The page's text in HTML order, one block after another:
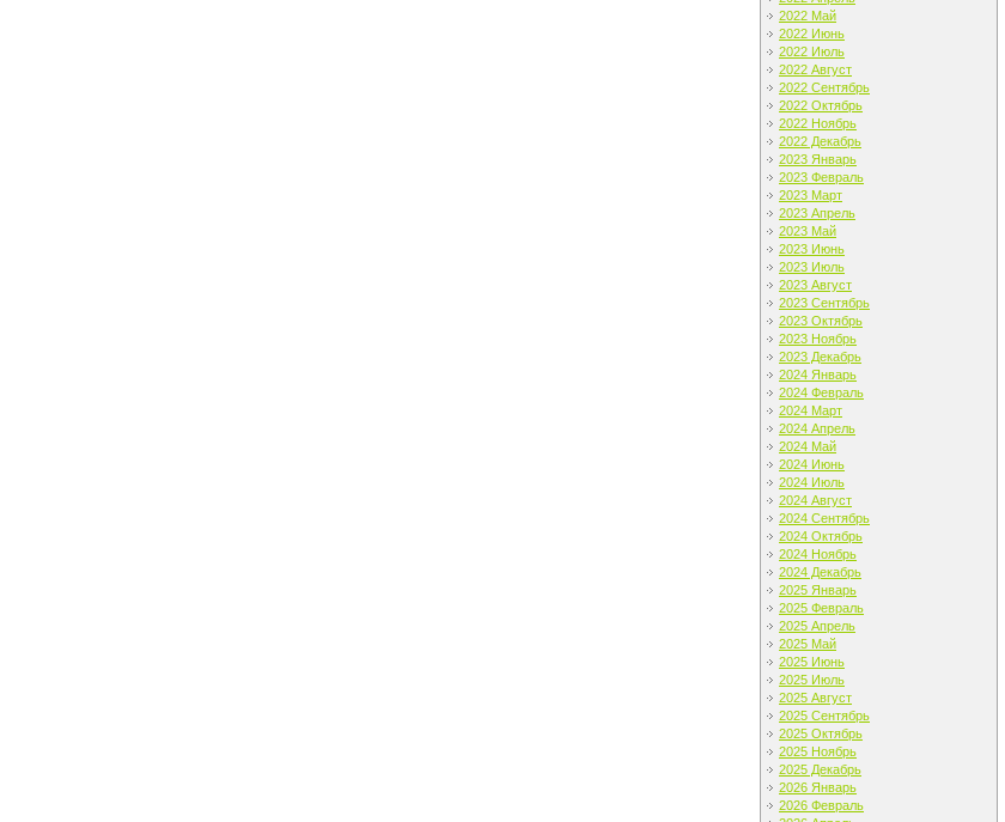
2022 Май
2022 Июнь
2022 Июль
2022 Август
2022 Сентябрь
2022 Октябрь
2022 Ноябрь
2022 Декабрь
2023 Январь
2023 Февраль
2023 Март
2023 Апрель
2023 Май
2023 Июнь
2023 Июль
2023 Август
2023 Сентябрь
2023 Октябрь
2023 Ноябрь
2023 Декабрь
2024 Январь
2024 Февраль
2024 Март
2024 Апрель
2024 Май
2024 Июнь
2024 Июль
2024 Август
2024 Сентябрь
2024 Октябрь
2024 Ноябрь
2024 Декабрь
2025 Январь
2025 Февраль
2025 Апрель
2025 Май
2025 Июнь
2025 Июль
2025 Август
2025 Сентябрь
2025 Октябрь
2025 Ноябрь
2025 Декабрь
2026 Январь
2026 Февраль